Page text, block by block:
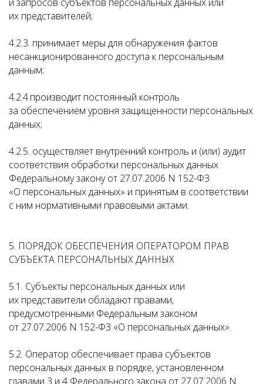
их представителей;
4.2.3. принимает меры для обнаружения фактов
несанкционированного доступа к персональным
данным;
4.2.4.производит постоянный контроль
за обеспечением уровня защищенности персональных
данных;
4.2.5. осуществляет внутренний контроль и (или) аудит
соответствия обработки персональных данных
Федеральному закону от 27.07.2006 N 152-ФЗ
«О персональных данных» и принятым в соответствии
с ним нормативными правовыми актами.
5. ПОРЯДОК ОБЕСПЕЧЕНИЯ ОПЕРАТОРОМ ПРАВ
СУБЪЕКТА ПЕРСОНАЛЬНЫХ ДАННЫХ
5.1. Субъекты персональных данных или
их представители обладают правами,
предусмотренными Федеральным законом
от 27.07.2006 N 152-ФЗ «О персональных данных».
5.2. Оператор обеспечивает права субъектов
персональных данных в порядке, установленном
главами 3 и 4 Федерального закона от 27.07.2006 N